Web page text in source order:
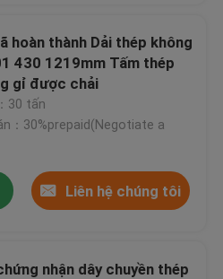
hoàn thành Dải thép không
430 1219mm Tấm thép
gỉ được chải
30 tấn
：30%prepaid(Negotiate a
Liên hệ chúng tôi
nhận dây chuyền thép